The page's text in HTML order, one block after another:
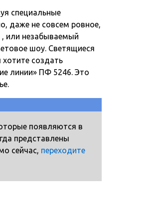
специальные
даже не совсем ровное,
, или незабываемый
шоу. Светящиеся
создать
линии» ПФ 5246. Это
появляются в
представлены
сейчас, переходите